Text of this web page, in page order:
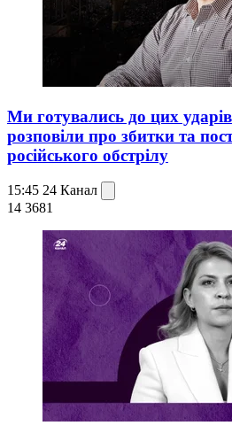
Ми готувались до цих
розповіли про збитки та
російського обстрілу
15:45 24 Канал
14 3681